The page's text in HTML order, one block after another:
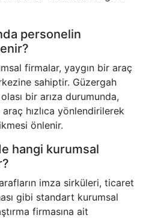
personelin
firmalar, yaygın bir araç
sahiptir. Güzergah
bir arıza durumunda,
hızlıca yönlendirilerek
önlenir.
hangi kurumsal
imza sirküleri, ticaret
gibi standart kurumsal
firmasına ait